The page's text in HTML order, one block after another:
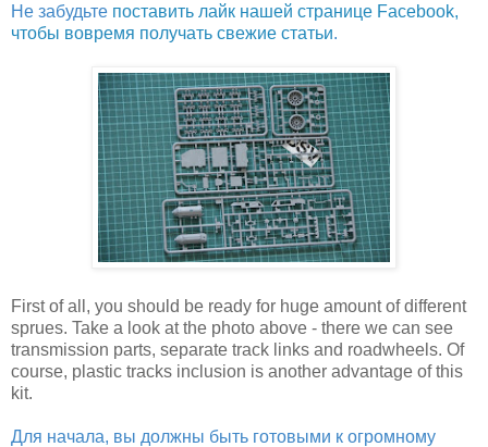
Не забудьте поставить лайк нашей странице Facebook,
чтобы вовремя получать свежие статьи.
First of all, you should be ready for huge amount of different
sprues. Take a look at the photo above - there we can see
transmission parts, separate track links and roadwheels. Of
course, plastic tracks inclusion is another advantage of this
kit.
Для начала, вы должны быть готовыми к огромному